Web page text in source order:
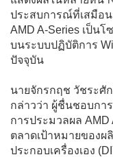
ประสบการณ์ที่เสมือน
AMD A-Series เป็น
บนระบบปฏิบัติการ
ปัจจุบัน
นายจักรกฤช วัชระศั
กล่าวว่า ผู้ชื่นชอบกา
การประมวลผล
ตลาดเป้าหมายของ
ประกอบเครื่องเอง